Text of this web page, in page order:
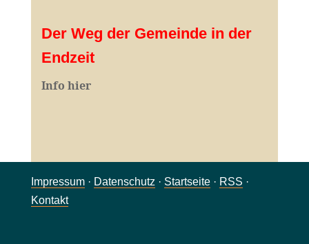
Der Weg der Gemeinde in der
Endzeit
Info hier
Impressum· Datenschutz · Startseite· RSS ·
Kontakt